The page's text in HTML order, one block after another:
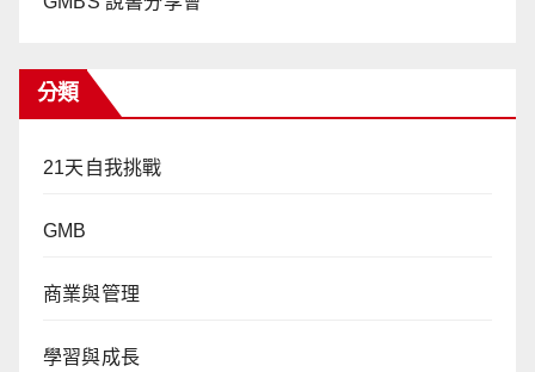
分類
21天自我挑戰
GMB
商業與管理
學習與成長